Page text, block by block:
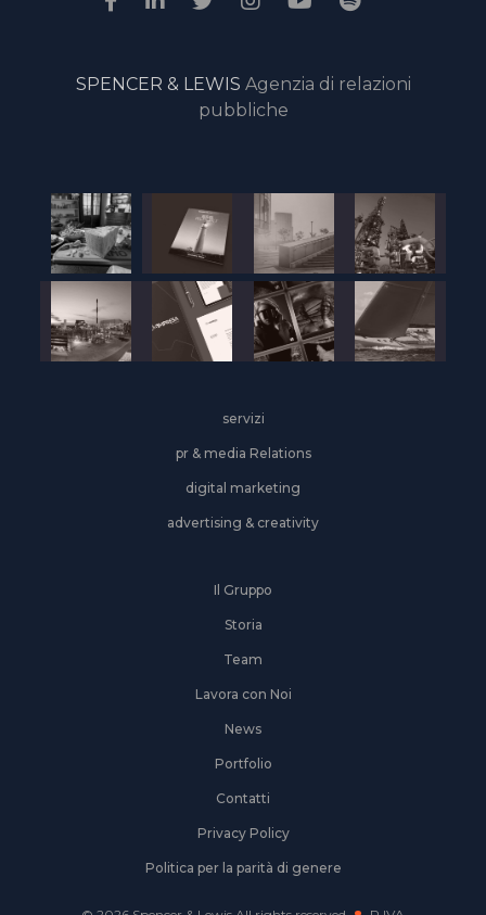
SPENCER & LEWIS Agenzia di relazioni
pubbliche
servizi
pr & media Relations
digital marketing
advertising & creativity
Il Gruppo
Storia
Team
Lavora con Noi
News
Portfolio
Contatti
Privacy Policy
Politica per la parità di genere